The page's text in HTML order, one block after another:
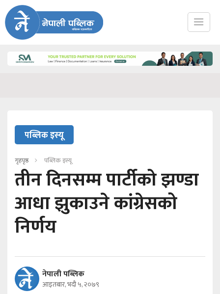
पब्लिक इस्यू
गृहपृष्ठ पब्लिक इस्यू
तीन दिनसम्म पार्टीको झण्डा
आधा झुकाउने कांग्रेसको
निर्णय
नेपाली पब्लिक
आइतबार, भदौ ५, २०७९